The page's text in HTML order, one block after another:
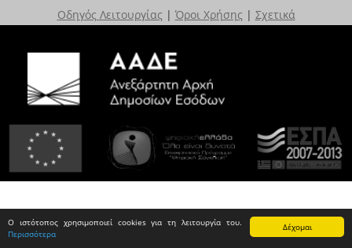
Δέχομαι
Ο ιστότοπος χρησιμοποιεί cookies για τη λειτουργία του.
Περισσότερα
Οδηγός Λειτουργίας | Όροι Χρήσης | Σχετικά